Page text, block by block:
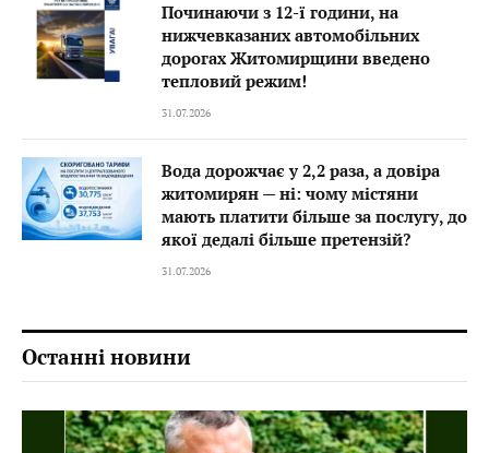
Починаючи з 12-ї години, на
нижчевказаних автомобільних
дорогах Житомирщини введено
тепловий режим!
31.07.2026
Вода дорожчає у 2,2 раза, а довіра
житомирян — ні: чому містяни
мають платити більше за послугу, до
якої дедалі більше претензій?
31.07.2026
Останні новини